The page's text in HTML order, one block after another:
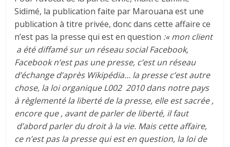
Sidimé, la publication faite par Marouana est une
publication à titre privée, donc dans cette affaire ce
n’est pas la presse qui est en question :« mon client
a été diffamé sur un réseau social Facebook,
Facebook n’est pas une presse, c’est un réseau
d’échange d’après Wikipédia… la presse c’est autre
chose, la loi organique L002 2010 dans notre pays
à règlementé la liberté de la presse, elle est sacrée ,
encore que , avant de parler de liberté, il faut
d’abord parler du droit à la vie. Mais cette affaire,
ce n’est pas la presse qui est en question, la loi de